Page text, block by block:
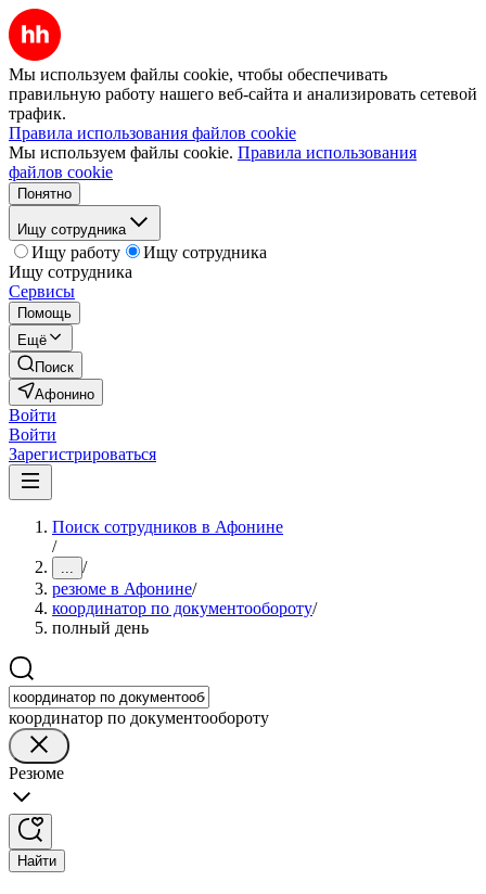
Мы используем файлы cookie, чтобы обеспечивать
правильную работу нашего веб-сайта и анализировать сетевой
трафик.
Правила использования файлов cookie
Мы используем файлы cookie. Правила использования
файлов cookie
Понятно
Ищу сотрудника
Ищу работу
Ищу сотрудника
Ищу сотрудника
Сервисы
Помощь
Ещё
Поиск
Афонино
Войти
Войти
Зарегистрироваться
Поиск сотрудников в Афонине
/
... /
резюме в Афонине/
координатор по документообороту/
полный день
координатор по документообороту
Резюме
Найти